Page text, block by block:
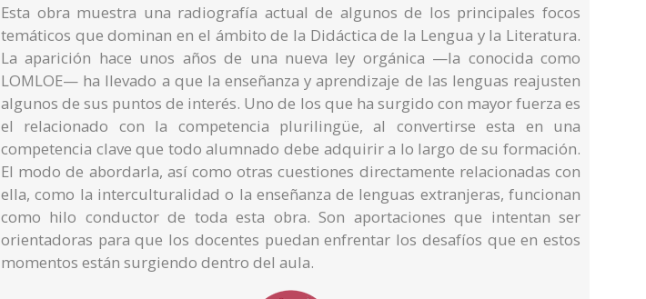
Esta obra muestra una radiografía actual de algunos de los principales focos
temáticos que dominan en el ámbito de la Didáctica de la Lengua y la Literatura.
La aparición hace unos años de una nueva ley orgánica —la conocida como
LOMLOE— ha llevado a que la enseñanza y aprendizaje de las lenguas reajusten
algunos de sus puntos de interés. Uno de los que ha surgido con mayor fuerza es
el relacionado con la competencia plurilingüe, al convertirse esta en una
competencia clave que todo alumnado debe adquirir a lo largo de su formación.
El modo de abordarla, así como otras cuestiones directamente relacionadas con
ella, como la interculturalidad o la enseñanza de lenguas extranjeras, funcionan
como hilo conductor de toda esta obra. Son aportaciones que intentan ser
orientadoras para que los docentes puedan enfrentar los desafíos que en estos
momentos están surgiendo dentro del aula.